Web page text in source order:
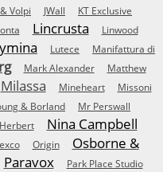
Volpi JWall
KT Exclusive
Lincrusta
Linwood
Lutece
Manifattura di
Mark Alexander
Matthew
Milassa Mineheart
Missoni
& Borland
Mr Perswall
Nina Campbell
Origin
Osborne &
Paravox
Park Place Studio